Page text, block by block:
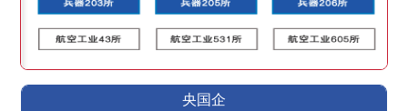
央国企